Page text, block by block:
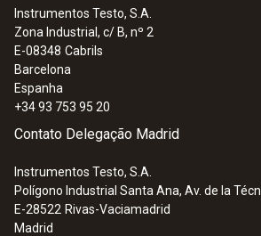
Instrumentos Testo, S.A.
Zona Industrial, c/ B, nº 2
E-08348 Cabrils
Barcelona
Espanha
+34 93 753 95 20
Contato Delegação Madrid
Instrumentos Testo, S.A.
Polígono Industrial Santa Ana, Av. de la
E-28522 Rivas-Vaciamadrid
Madrid